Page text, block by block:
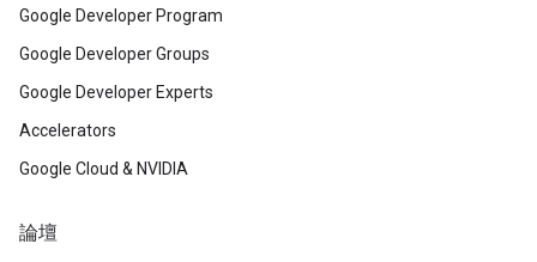
Google Developer Program
Google Developer Groups
Google Developer Experts
Accelerators
Google Cloud & NVIDIA
論壇